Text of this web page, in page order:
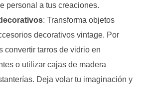
personal a tus creaciones.
: Transforma objetos
decorativos vintage. Por
convertir tarros de vidrio en
o utilizar cajas de madera
Deja volar tu imaginación y